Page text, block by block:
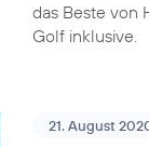
das Beste von
Golf inklusive.
21. August